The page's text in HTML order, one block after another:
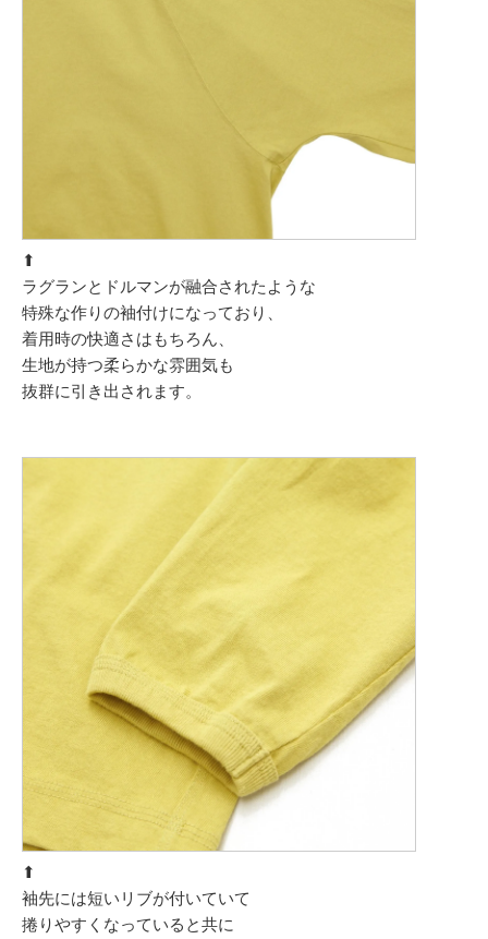
⬆︎
ラグランとドルマンが融合されたような
特殊な作りの袖付けになっており、
着用時の快適さはもちろん、
生地が持つ柔らかな雰囲気も
抜群に引き出されます。
⬆︎
袖先には短いリブが付いていて
捲りやすくなっていると共に